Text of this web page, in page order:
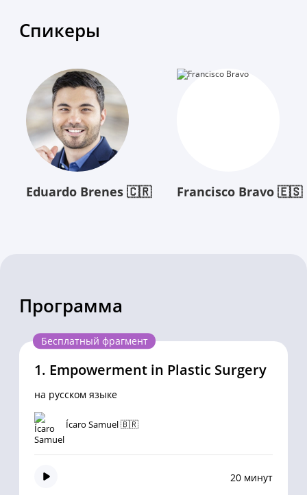
Спикеры
Eduardo Brenes 🇨🇷 Francisco Bravo 🇪🇸
Программа
Бесплатный фрагмент
1. Empowerment in Plastic Surgery
на русском языке
Ícaro Samuel 🇧🇷
20 минут